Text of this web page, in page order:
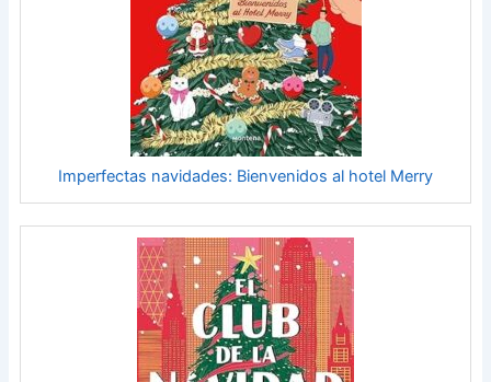
Imperfectas navidades: Bienvenidos al hotel Merry